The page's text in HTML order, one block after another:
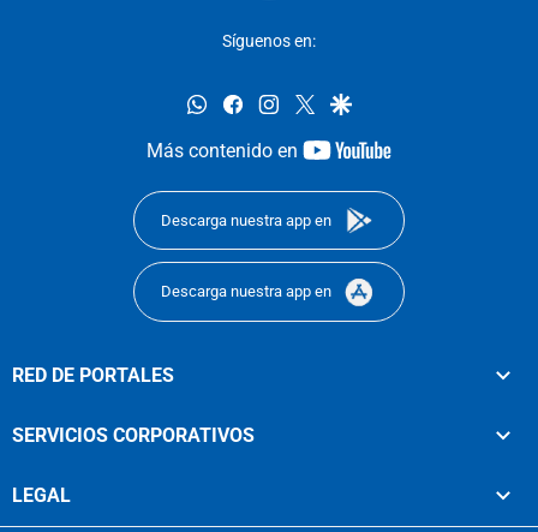
Síguenos en:
whatsappfacebookinstagram
twittergoogle
Más contenido en
youtube-
Descarga nuestra app en
Descarga nuestra app en
RED DE PORTALES
SERVICIOS CORPORATIVOS
LEGAL